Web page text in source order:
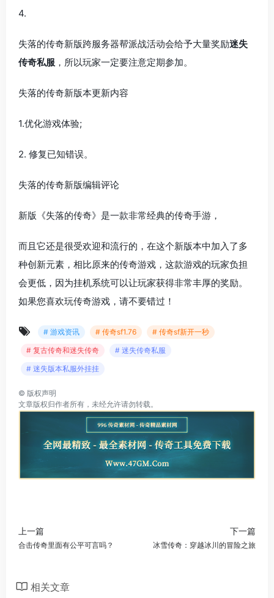
4.
失落的传奇新版跨服务器帮派战活动会给予大量奖励迷失
传奇私服 ，所以玩家一定要注意定期参加。
失落的传奇新版本更新内容
1.优化游戏体验;
2. 修复已知错误。
失落的传奇新版编辑评论
新版《失落的传奇》是一款非常经典的传奇手游，
而且它还是很受欢迎和流行的，在这个新版本中加入了多
种创新元素，相比原来的传奇游戏，这款游戏的玩家负担
会更低，因为挂机系统可以让玩家获得非常丰厚的奖励。
如果您喜欢玩传奇游戏，请不要错过！
# 游戏资讯 # 传奇sf1.76
# 传奇sf新开一秒
# 复古传奇和迷失传奇
# 迷失传奇私服
# 迷失版本私服外挂挂
© 版权声明
文章版权归作者所有，未经允许请勿转载。
上一篇
合击传奇里面有公平可言吗？
下一篇
冰雪传奇：穿越冰川的冒险之旅
相关文章